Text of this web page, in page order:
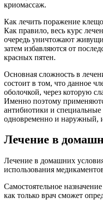
криомассаж.
Как лечить поражение
Как правило, весь курс
очередь уничтожают
затем избавляются от
красных пятен.
Основная сложность в
состоит в том, что данное
оболочкой, через которую
Именно поэтому
антибиотики и
одновременно и наружный,
Лечение в
Лечение в домашних
использования
Самостоятельное
как только врач сможет